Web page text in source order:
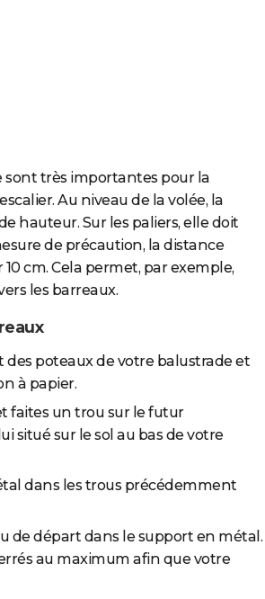
sont très importantes pour la
Au niveau de la volée, la
hauteur. Sur les paliers, elle doit
de précaution, la distance
cm. Cela permet, par exemple,
les barreaux.
poteaux de votre balustrade et
à papier.
faites un trou sur le futur
situé sur le sol au bas de votre
dans les trous précédemment
de départ dans le support en métal.
au maximum afin que votre